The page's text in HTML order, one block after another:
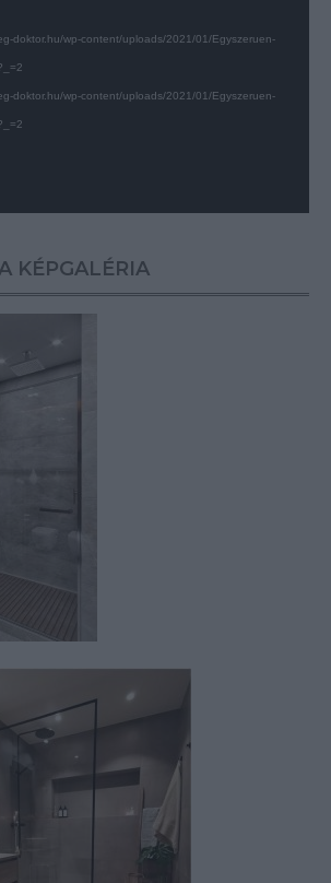
doktor.hu/wp-content/uploads/2021/01/Egyszeruen-
doktor.hu/wp-content/uploads/2021/01/Egyszeruen-
KÉPGALÉRIA